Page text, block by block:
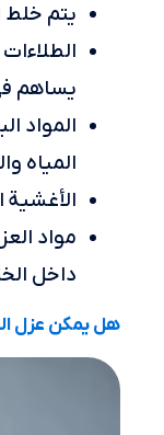
يتم خلط
يساهم
المواد
المياه
مواد
داخل
هل يمكن عزل